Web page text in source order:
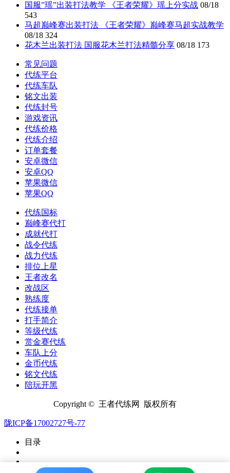
国服”瑶”出装打法教学 《王者荣耀》瑶上分实战 08/18
543
马超巅峰赛出装打法 《王者荣耀》巅峰赛马超实战教学
08/18 324
花木兰出装打法 国服花木兰打法精髓分享 08/18 173
常见问题
代练平台
代练车队
铭文出装
代练封号
游戏资讯
代练价格
代练介绍
订单套餐
安卓微信
安卓QQ
苹果微信
苹果QQ
代练国标
巅峰赛代打
成就代打
战令代练
战力代练
排位上星
王者改名
改战区
熟练度
代练接单
打手简介
等级代练
赏金赛代练
车队上分
金币代练
铭文代练
陪玩开黑
Copyright © 王者代练网 版权所有
陇ICP备17002727号-77
目录